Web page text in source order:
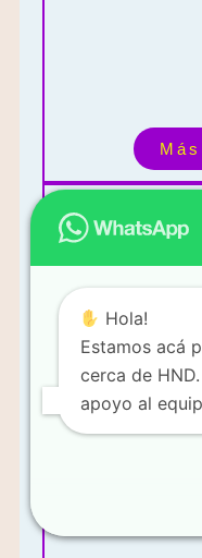
Mi enfoque es
Hola!
Estamos acá
cerca de
apoyo al